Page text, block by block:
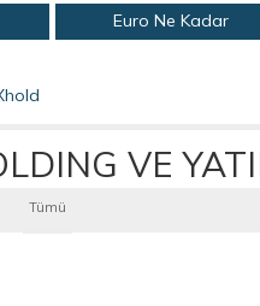
Euro Ne Kadar
VE
Tümü